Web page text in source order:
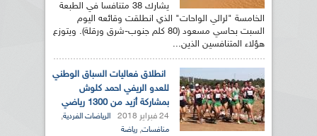
يشارك 38 متنافسا في الطبعة
الخامسة "لرالي الواحات" الذي انطلقت وقائعه اليوم
السبت بحاسي مسعود (80 كلم جنوب-شرق ورقلة). ويتوزع
هؤلاء المتنافسين الذين...
انطلاق فعاليات السباق الوطني
للعدو الريفي احمد كلوش
بمشاركة أزيد من 1300 رياضي
24 فبراير 2018 الرياضات الفردية,
منافسات, رياضة